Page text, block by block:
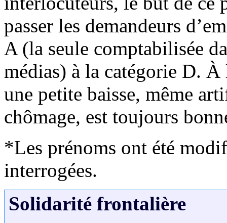
passer les demandeurs
A (la seule comptabilisée
médias) à la catégorie D. À
une petite baisse, même
chômage, est toujours
*Les prénoms ont été
interrogées.
Solidarité frontalière